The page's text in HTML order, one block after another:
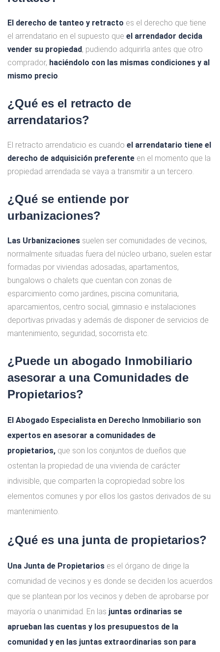
El derecho de tanteo y retracto es el derecho que tiene
el arrendatario en el supuesto que el arrendador decida
vender su propiedad, pudiendo adquirirla antes que otro
comprador, haciéndolo con las mismas condiciones y al
mismo precio.
¿Qué es el retracto de
arrendatarios?
El retracto arrendaticio es cuando el arrendatario tiene el
derecho de adquisición preferente en el momento que la
propiedad arrendada se vaya a transmitir a un tercero.
¿Qué se entiende por
urbanizaciones?
Las Urbanizaciones suelen ser comunidades de vecinos,
normalmente situadas fuera del núcleo urbano, suelen estar
formadas por viviendas adosadas, apartamentos,
bungalows o chalets que cuentan con zonas de
esparcimiento como jardines, piscina comunitaria,
aparcamientos, centro social, gimnasio e instalaciones
deportivas privadas y además de disponer de servicios de
mantenimiento, seguridad, socorrista etc.
¿Puede un abogado Inmobiliario
asesorar a una Comunidades de
Propietarios?
El Abogado Especialista en Derecho Inmobiliario son
expertos en asesorar a comunidades de
propietarios, que son los conjuntos de dueños que
ostentan la propiedad de una vivienda de carácter
indivisible, que comparten la copropiedad sobre los
elementos comunes y por ellos los gastos derivados de su
mantenimiento.
¿Qué es una junta de propietarios?
Una Junta de Propietarios es el órgano de dirige la
comunidad de vecinos y es donde se deciden los acuerdos
que se plantean por los vecinos y deben de aprobarse por
mayoría o unanimidad. En las juntas ordinarias se
aprueban las cuentas y los presupuestos de la
comunidad y en las juntas extraordinarias son para